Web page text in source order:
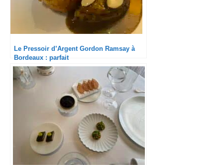
Le Pressoir d’Argent Gordon Ramsay à
Bordeaux : parfait